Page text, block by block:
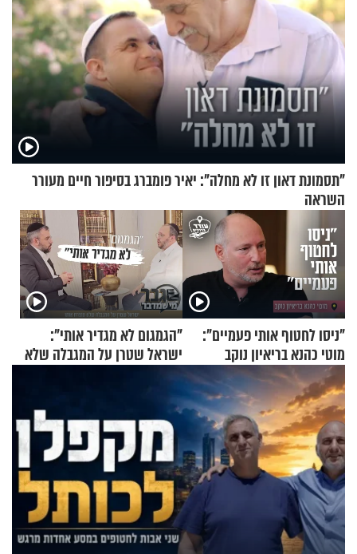
"תסמונת דאון זו לא מחלה": יאיר פומברג בסיפור חיים מעורר
השראה
"ניסו לחטוף אותי פעמיים":
מוטי כהנא בריאיון נוקב
"הגמגום לא מגדיר אותי":
ישראל שטרן על המגבלה שלא
עוצרת אותו